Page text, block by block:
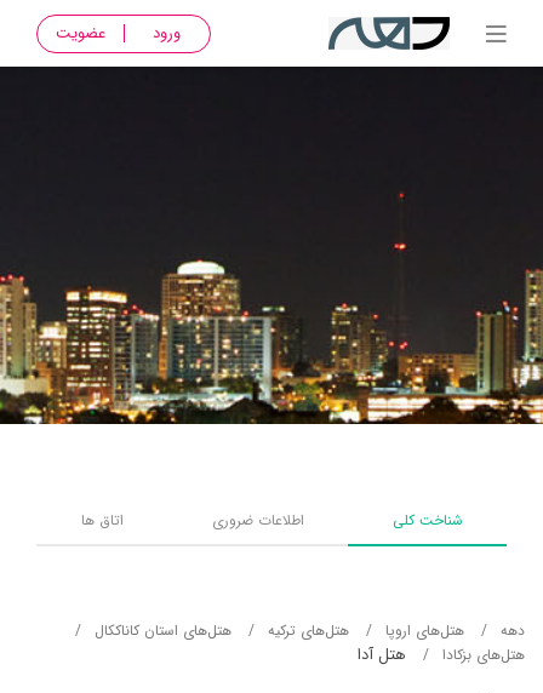
ورود عضویت
شناخت کلی اطلاعات ضروری اتاق ها
دهه هتل‌های اروپا هتل‌های ترکیه
هتل‌های استان کاناککال
هتل‌های بزکادا
هتل آدا